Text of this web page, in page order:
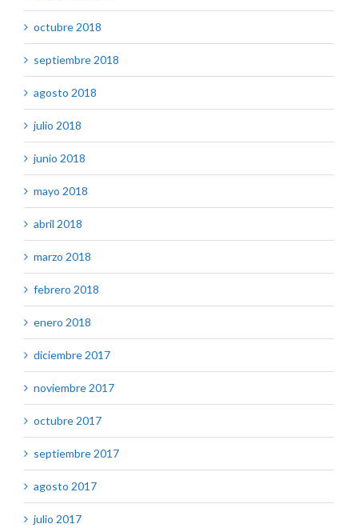
octubre 2018
septiembre 2018
agosto 2018
julio 2018
junio 2018
mayo 2018
abril 2018
marzo 2018
febrero 2018
enero 2018
diciembre 2017
noviembre 2017
octubre 2017
septiembre 2017
agosto 2017
julio 2017